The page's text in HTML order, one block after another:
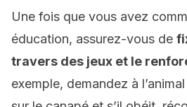
Une fois que vous avez
éducation, assurez-vous de
travers des jeux et le
exemple, demandez à